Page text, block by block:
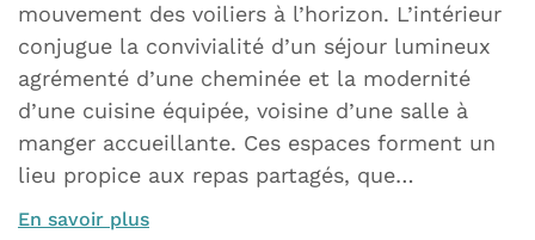
mouvement des voiliers à l’horizon. L’intérieur
conjugue la convivialité d’un séjour lumineux
agrémenté d’une cheminée et la modernité
d’une cuisine équipée, voisine d’une salle à
manger accueillante. Ces espaces forment un
lieu propice aux repas partagés, que…
En savoir plus